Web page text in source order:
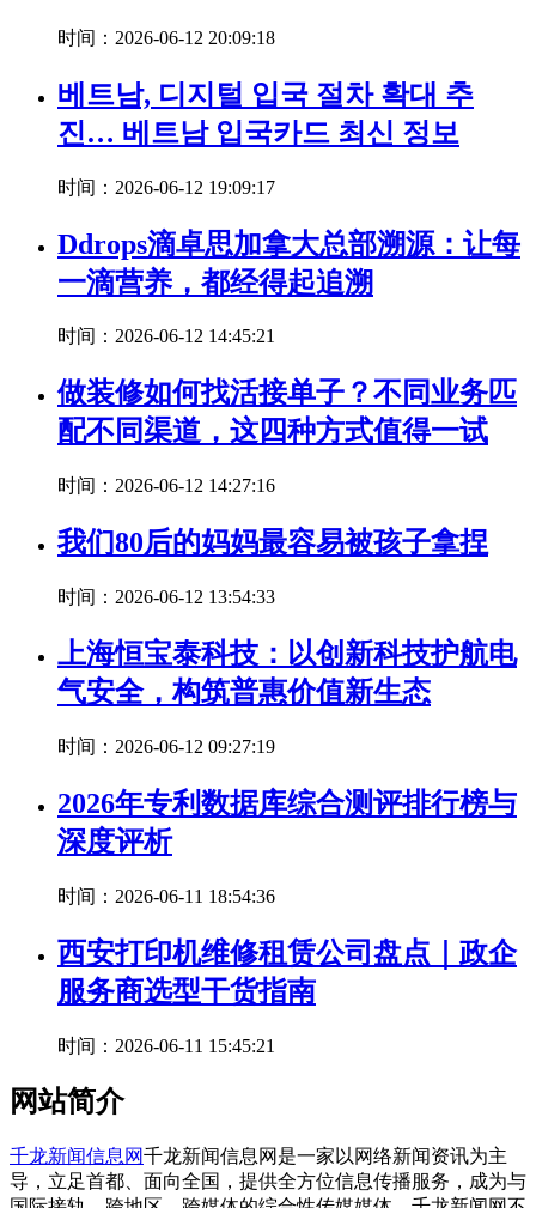
时间：2026-06-12 20:09:18
베트남, 디지털 입국 절차 확대 추
진… 베트남 입국카드 최신 정보
时间：2026-06-12 19:09:17
Ddrops滴卓思加拿大总部溯源：让每
一滴营养，都经得起追溯
时间：2026-06-12 14:45:21
做装修如何找活接单子？不同业务匹
配不同渠道，这四种方式值得一试
时间：2026-06-12 14:27:16
我们80后的妈妈最容易被孩子拿捏
时间：2026-06-12 13:54:33
上海恒宝泰科技：以创新科技护航电
气安全，构筑普惠价值新生态
时间：2026-06-12 09:27:19
2026年专利数据库综合测评排行榜与
深度评析
时间：2026-06-11 18:54:36
西安打印机维修租赁公司盘点｜政企
服务商选型干货指南
时间：2026-06-11 15:45:21
网站简介
千龙新闻信息网千龙新闻信息网是一家以网络新闻资讯为主
导，立足首都、面向全国，提供全方位信息传播服务，成为与